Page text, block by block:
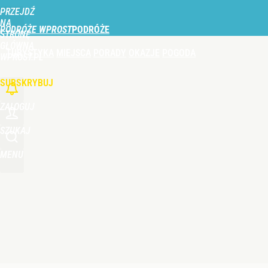
PRZEJDŹ
NA
STRONĘ
PODRÓŻE WPROST
SUBSKRYBUJ